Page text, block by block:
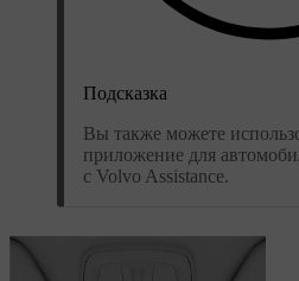
Подсказка
Вы также можете
приложение для
с Volvo Assistance.